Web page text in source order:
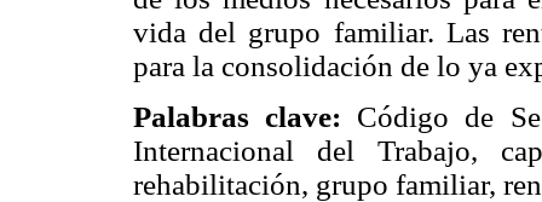
vida del grupo familiar. Las
para la consolidación de lo ya
Palabras clave: Código de
Internacional del Trabajo,
rehabilitación, grupo familiar,